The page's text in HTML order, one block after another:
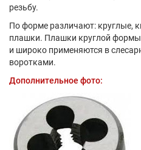
резьбу.
По форме различают: круглые,
плашки. Плашки круглой
и широко применяются в
воротками.
Дополнительное фото: